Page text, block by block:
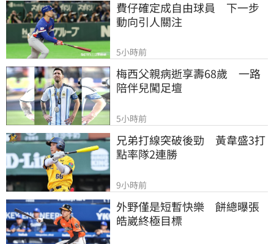
費仔確定成自由球員　下一步
動向引人關注
5小時前
梅西父親病逝享壽68歲　一路
陪伴兒闖足壇
5小時前
兄弟打線突破後勁　黃韋盛3打
點率隊2連勝
9小時前
外野僅是短暫快樂　餅總曝張
皓崴終極目標